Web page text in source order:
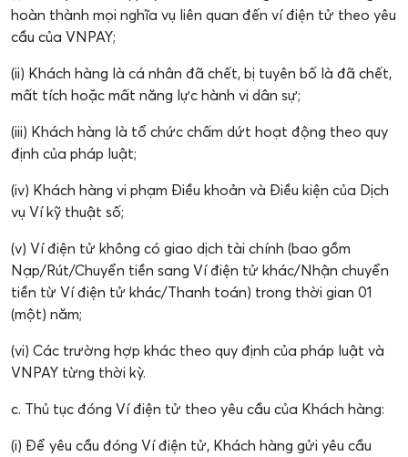
hoàn thành mọi nghĩa vụ liên quan đến ví điện tử theo yêu
cầu của VNPAY;
(ii) Khách hàng là cá nhân đã chết, bị tuyên bố là đã chết,
mất tích hoặc mất năng lực hành vi dân sự;
(iii) Khách hàng là tổ chức chấm dứt hoạt động theo quy
định của pháp luật;
(iv) Khách hàng vi phạm Điều khoản và Điều kiện của Dịch
vụ Ví kỹ thuật số;
(v) Ví điện tử không có giao dịch tài chính (bao gồm
Nạp/Rút/Chuyển tiền sang Ví điện tử khác/Nhận chuyển
tiền từ Ví điện tử khác/Thanh toán) trong thời gian 01
(một) năm;
(vi) Các trường hợp khác theo quy định của pháp luật và
VNPAY từng thời kỳ.
c. Thủ tục đóng Ví điện tử theo yêu cầu của Khách hàng:
(i) Để yêu cầu đóng Ví điện tử, Khách hàng gửi yêu cầu